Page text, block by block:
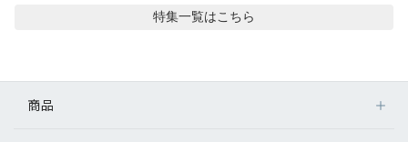
スタッフコンテンツ一覧
特集一覧はこちら
商品